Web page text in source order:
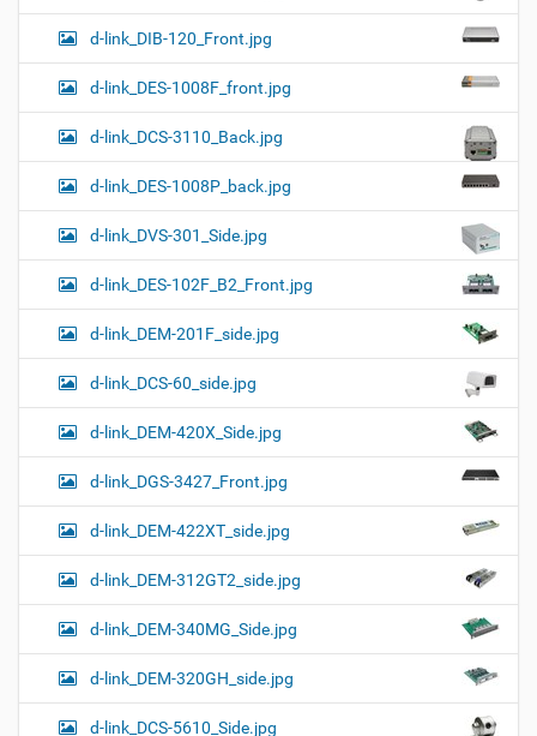
d-link_DIB-120_Front.jpg
d-link_DES-1008F_front.jpg
d-link_DCS-3110_Back.jpg
d-link_DES-1008P_back.jpg
d-link_DVS-301_Side.jpg
d-link_DES-102F_B2_Front.jpg
d-link_DEM-201F_side.jpg
d-link_DCS-60_side.jpg
d-link_DEM-420X_Side.jpg
d-link_DGS-3427_Front.jpg
d-link_DEM-422XT_side.jpg
d-link_DEM-312GT2_side.jpg
d-link_DEM-340MG_Side.jpg
d-link_DEM-320GH_side.jpg
d-link_DCS-5610_Side.jpg